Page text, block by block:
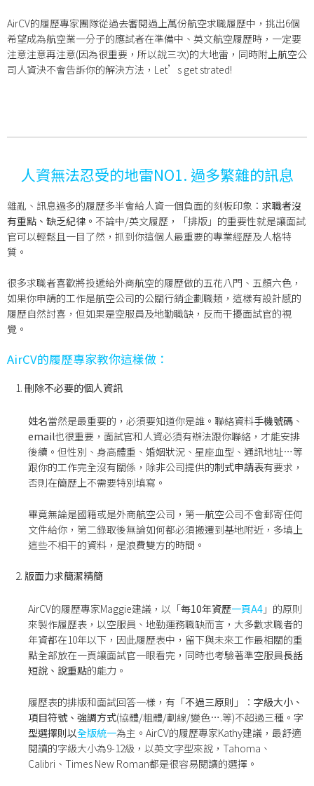
AirCV的履歷專家團隊從過去審閱過上萬份航空求職履歷中，挑出6個
希望成為航空業一分子的應試者在準備中、英文航空履歷時，一定要
注意注意再注意(因為很重要，所以說三次)的大地雷，同時附上航空公
司人資決不會告訴你的解決方法，Let’s get strated!
人資無法忍受的地雷NO1. 過多繁雜的訊息
雜亂、訊息過多的履歷多半會給人資一個負面的刻板印象： 求職者沒
有重點、缺乏紀律。 不論中/英文履歷，「排版」的重要性就是讓面試
官可以輕鬆且一目了然，抓到你這個人最重要的專業經歷及人格特
質。
很多求職者喜歡將投遞給外商航空的履歷做的五花八門、五顏六色，
如果你申請的工作是航空公司的公關行銷企劃職類，這樣有設計感的
履歷自然討喜，但如果是空服員及地勤職缺，反而干擾面試官的視
覺。
AirCV的履歷專家教你這樣做：
刪除不必要的個人資訊
姓名當然是最重要的，必須要知道你是誰。聯絡資料手機號碼 、
email也很重要，面試官和人資必須有辦法跟你聯絡，才能安排
後續。但性別、身高體重、婚姻狀況、星座血型、通訊地址…等
跟你的工作完全沒有關係，除非公司提供的制式申請表有要求，
否則在簡歷上不需要特別填寫。
畢竟無論是國籍或是外商航空公司，第一航空公司不會郵寄任何
文件給你，第二錄取後無論如何都必須搬遷到基地附近，多填上
這些不相干的資料，是浪費雙方的時間。
版面力求簡潔精簡
AirCV的履歷專家Maggie建議，以「每10年資歷一頁A4 」的原則
來製作履歷表，以空服員、地勤運務職缺而言，大多數求職者的
年資都在10年以下，因此履歷表中，留下與未來工作最相關的重
點全部放在一頁讓面試官一眼看完，同時也考驗著準空服員長話
短說、說重點的能力。
履歷表的排版和面試回答一樣，有「不過三原則 」： 字級大小、
項目符號、強調方式(協體/粗體/劃線/變色….等)不超過三種。 字
型選擇則以全版統一為主。AirCV的履歷專家Kathy建議，最舒適
閱讀的字級大小為9-12級，以英文字型來說，Tahoma、
Calibri、Times New Roman都是很容易閱讀的選擇。